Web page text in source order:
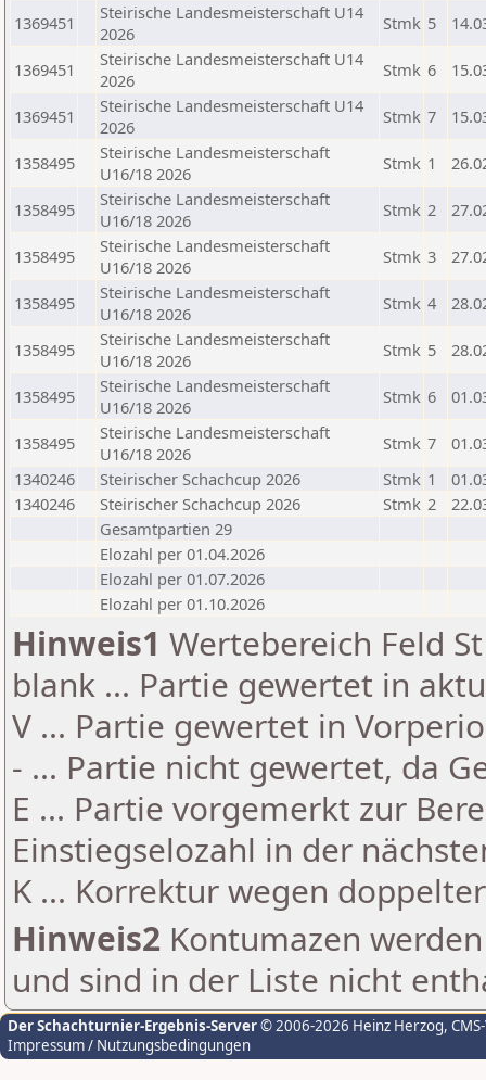
1369451
Steirische Landesmeisterschaft U14
2026
Stmk 5
1369451
Steirische Landesmeisterschaft U14
2026
Stmk 6
1369451
Steirische Landesmeisterschaft U14
2026
Stmk 7
1358495
Steirische Landesmeisterschaft
U16/18 2026
Stmk 1
1358495
Steirische Landesmeisterschaft
U16/18 2026
Stmk 2
1358495
Steirische Landesmeisterschaft
U16/18 2026
Stmk 3
1358495
Steirische Landesmeisterschaft
U16/18 2026
Stmk 4
1358495
Steirische Landesmeisterschaft
U16/18 2026
Stmk 5
1358495
Steirische Landesmeisterschaft
U16/18 2026
Stmk 6
1358495
Steirische Landesmeisterschaft
U16/18 2026
Stmk 7
1340246
Steirischer Schachcup 2026 Stmk 1
1340246
Steirischer Schachcup 2026 Stmk 2
Gesamtpartien 29
Elozahl per 01.04.2026
Elozahl per 01.07.2026
Elozahl per 01.10.2026
Hinweis1 Wertebereich Feld
blank ... Partie gewertet in
V ... Partie gewertet in
- ... Partie nicht gewertet, da
E ... Partie vorgemerkt zur
Einstiegselozahl in der
K ... Korrektur wegen
Hinweis2 Kontumazen
und sind in der Liste nicht
Der Schachturnier-Ergebnis-Server© 2006-2026 Heinz Herzog,
Impressum / Nutzungsbedingungen